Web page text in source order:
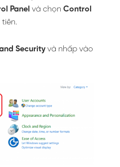
Panel và chọn Control
Securityvà nhấp vào